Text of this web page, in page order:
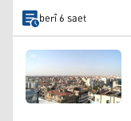
berî 6 saet